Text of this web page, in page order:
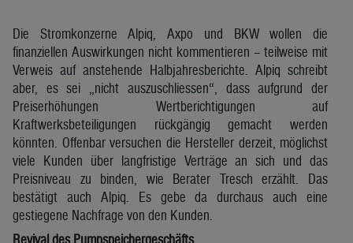
Die Stromkonzerne Alpiq, Axpo und BKW wollen die
finanziellen Auswirkungen nicht kommentieren – teilweise mit
Verweis auf anstehende Halbjahresberichte. Alpiq schreibt
aber, es sei „nicht auszuschliessen“, dass aufgrund der
Preiserhöhungen Wertberichtigungen auf
Kraftwerksbeteiligungen rückgängig gemacht werden
könnten. Offenbar versuchen die Hersteller derzeit, möglichst
viele Kunden über langfristige Verträge an sich und das
Preisniveau zu binden, wie Berater Tresch erzählt. Das
bestätigt auch Alpiq. Es gebe da durchaus auch eine
gestiegene Nachfrage von den Kunden.
Revival des Pumpspeichergeschäfts